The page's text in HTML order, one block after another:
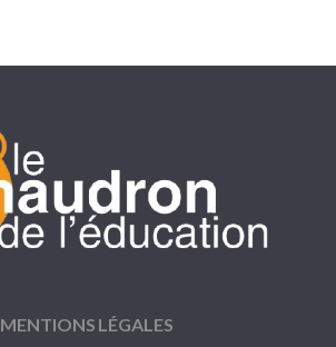
MENTIONS LÉGALES